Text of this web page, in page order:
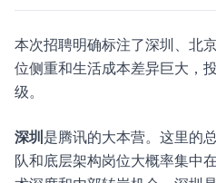
本次招聘明确标注了深圳、北
位侧重和生活成本差异巨大，
级。
深圳 是腾讯的大本营。这里的
队和底层架构岗位大概率集中